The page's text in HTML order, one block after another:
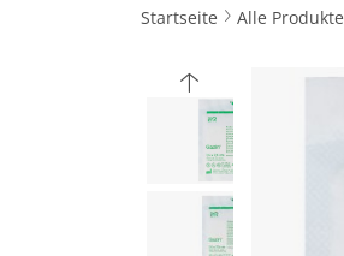
Startseite Alle Produkte